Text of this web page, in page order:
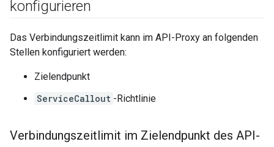
konfigurieren
Das Verbindungszeitlimit kann im API-Proxy an folgenden
Stellen konfiguriert werden:
Zielendpunkt
ServiceCallout -Richtlinie
Verbindungszeitlimit im Zielendpunkt des API-